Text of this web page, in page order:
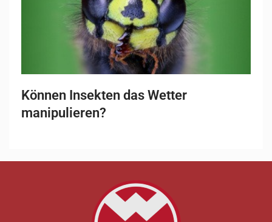
Können Insekten das Wetter
manipulieren?